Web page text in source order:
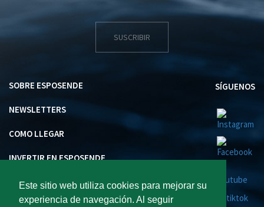
Este sitio web utiliza cookies para mejorar su
experiencia de navegación. Al seguir
SUSCRIBIR
SOBRE ESPOSENDE
NEWSLETTERS
COMO LLEGAR
INVERTIR EN ESPOSENDE
SÍGUENOS